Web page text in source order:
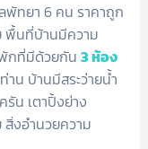
พัทยา 6 คน ราคาถูก
พื้นที่บ้านมีความ
พักที่มีด้วยกัน 3 ห้อง
น บ้านมีสระว่ายน้ำ
รัน เตาปิ้งย่าง
สิ่งอำนวยความ